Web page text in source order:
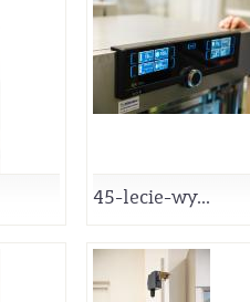
45-lecie-wy...